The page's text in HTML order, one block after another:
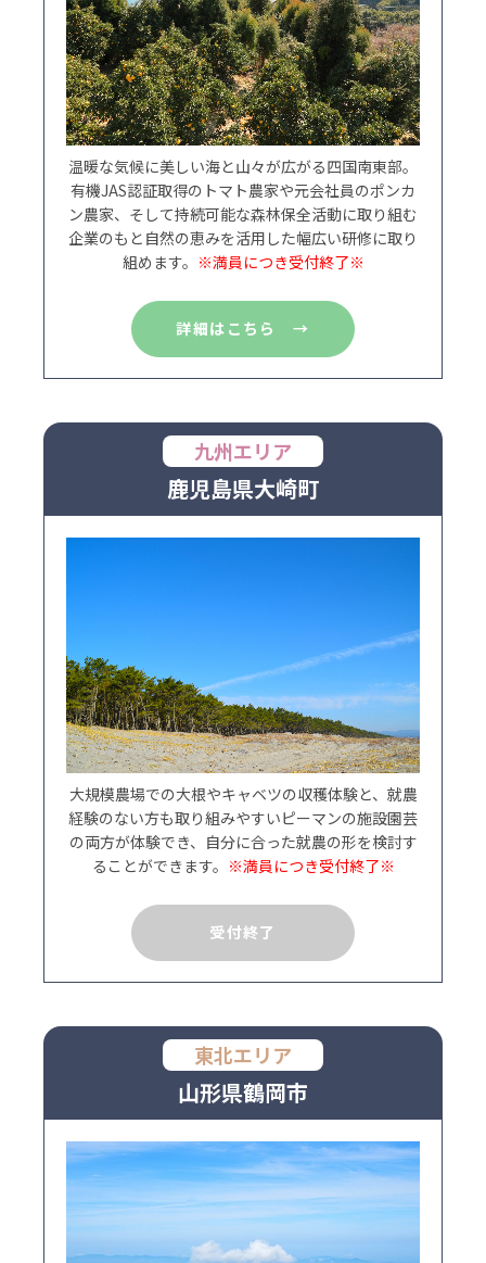
温暖な気候に美しい海と山々が広がる四国南東部。
有機JAS認証取得のトマト農家や元会社員のポンカ
ン農家、そして持続可能な森林保全活動に取り組む
企業のもと自然の恵みを活用した幅広い研修に取り
組めます。 ※満員につき受付終了※
詳細はこちら →
九州エリア
鹿児島県大崎町
大規模農場での大根やキャベツの収穫体験と、就農
経験のない方も取り組みやすいピーマンの施設園芸
の両方が体験でき、自分に合った就農の形を検討す
ることができます。 ※満員につき受付終了※
受付終了
東北エリア
山形県鶴岡市